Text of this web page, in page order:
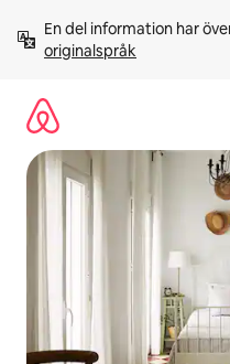
innehåll
En del information har
originalspråk